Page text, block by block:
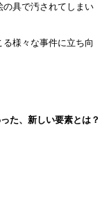
の具で汚されてしまい
様々な事件に立ち向
た、新しい要素とは？